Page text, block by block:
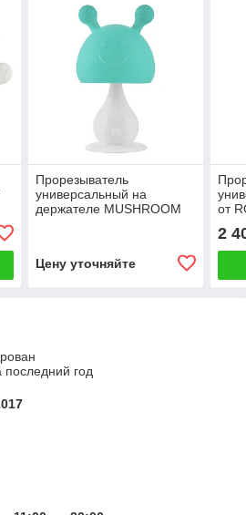
Прорезыватель
универсальный на
держателе MUSHROOM
Цену уточняйте
от
2
последний год